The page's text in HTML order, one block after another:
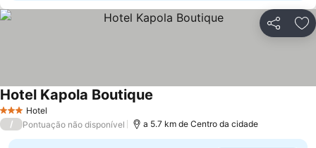
Partilhar
3 EstrelasHotel
Hotel Kapola Boutique
/ Pontuação não disponível a 5.7 km de Centro da cidade